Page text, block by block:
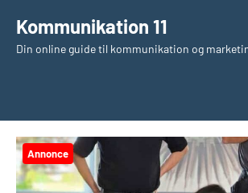
indhold
Kommunikation 11
Din online guide til kommunikation og
Annonce